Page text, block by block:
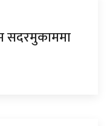
सदरमुकाममा